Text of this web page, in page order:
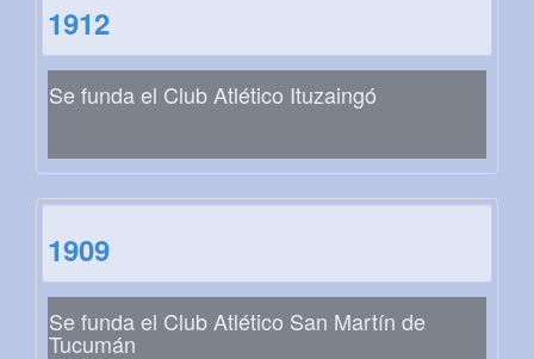
1912
Se funda el Club Atlético Ituzaingó
1909
Se funda el Club Atlético San Martín de
Tucumán